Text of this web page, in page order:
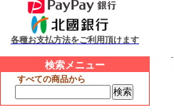
各種お支払方法をご利用頂けます
検索メニュー
すべての商品から